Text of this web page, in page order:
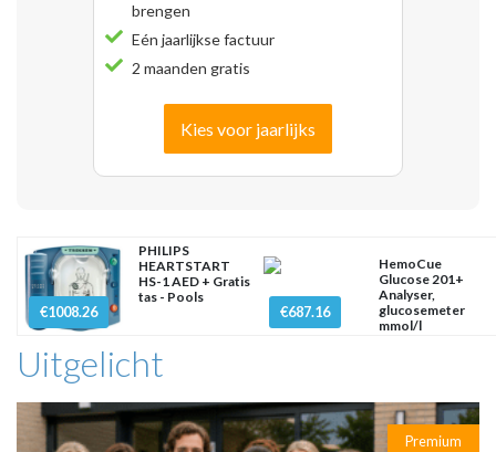
brengen
Eén jaarlijkse factuur
2 maanden gratis
Kies voor jaarlijks
€1008.26
PHILIPS
HEARTSTART
HS-1 AED + Gratis
tas - Pools
€687.16
HemoCue
Glucose 201+
Analyser,
glucosemeter
mmol/l
Uitgelicht
Premium